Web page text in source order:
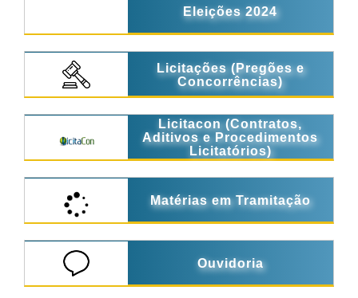
Eleições 2024
Licitações (Pregões e
Concorrências)
Licitacon (Contratos,
Aditivos e Procedimentos
Licitatórios)
Matérias em Tramitação
Ouvidoria